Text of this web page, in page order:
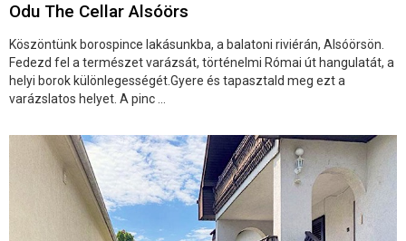
Odu The Cellar Alsóörs
Köszöntünk borospince lakásunkba, a balatoni riviérán, Alsóörsön.
Fedezd fel a természet varázsát, történelmi Római út hangulatát, a
helyi borok különlegességét.Gyere és tapasztald meg ezt a
varázslatos helyet. A pinc ...